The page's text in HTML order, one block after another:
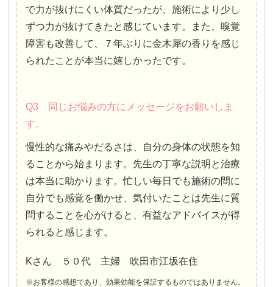
で力が抜けにくい体質だったが、施術により少し
ずつ力が抜けてきたと感じています。また、嗅覚
障害も改善して、７年ぶりに金木犀の香りを感じ
られたことが本当に嬉しかったです。
Q3 同じお悩みの方にメッセージをお願いしま
す。
慢性的な痛みやだるさは、自分の身体の状態を知
ることから始まります。先生の丁寧な説明と治療
は本当に助かります。忙しい毎日でも施術の間に
自分でも感覚を働かせ、気付いたことは先生に質
問することを心がけると、有益なアドバイスが得
られると感じます。
Kさん ５０代 主婦 吹田市江坂在住
※お客様の感想であり、効果効能を保証するものではありません。